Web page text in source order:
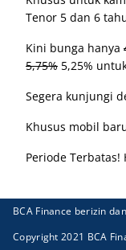
Tenor 5 dan 6
Kini bunga hanya
5,75% 5,25%
Segera kunjungi
Khusus mobil
Periode Terbatas!
BCA Finance berizin
Copyright 2021 BCA